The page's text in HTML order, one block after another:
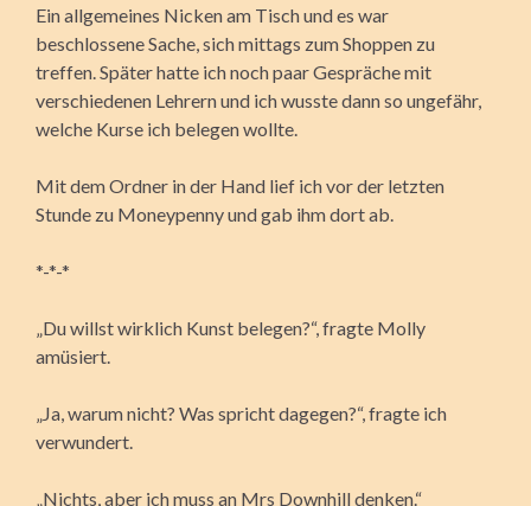
Ein allgemeines Nicken am Tisch und es war
beschlossene Sache, sich mittags zum Shoppen zu
treffen. Später hatte ich noch paar Gespräche mit
verschiedenen Lehrern und ich wusste dann so ungefähr,
welche Kurse ich belegen wollte.
Mit dem Ordner in der Hand lief ich vor der letzten
Stunde zu Moneypenny und gab ihm dort ab.
*-*-*
„Du willst wirklich Kunst belegen?“, fragte Molly
amüsiert.
„Ja, warum nicht? Was spricht dagegen?“, fragte ich
verwundert.
„Nichts, aber ich muss an Mrs Downhill denken.“